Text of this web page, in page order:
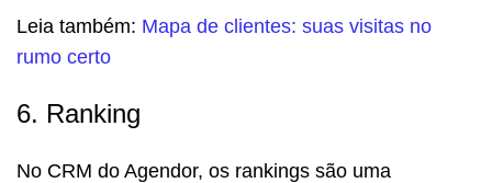
Leia também: Mapa de clientes: suas visitas no
rumo certo
6. Ranking
No CRM do Agendor, os rankings são uma